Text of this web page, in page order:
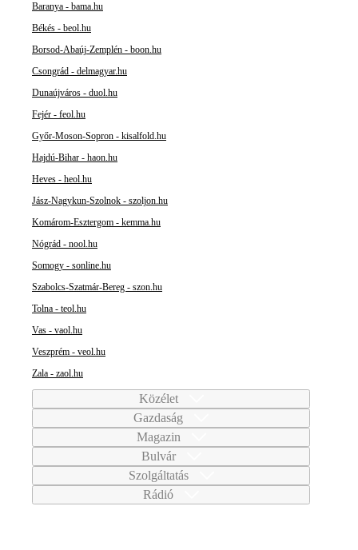
Baranya - bama.hu
Békés - beol.hu
Borsod-Abaúj-Zemplén - boon.hu
Csongrád - delmagyar.hu
Dunaújváros - duol.hu
Fejér - feol.hu
Győr-Moson-Sopron - kisalfold.hu
Hajdú-Bihar - haon.hu
Heves - heol.hu
Jász-Nagykun-Szolnok - szoljon.hu
Komárom-Esztergom - kemma.hu
Nógrád - nool.hu
Somogy - sonline.hu
Szabolcs-Szatmár-Bereg - szon.hu
Tolna - teol.hu
Vas - vaol.hu
Veszprém - veol.hu
Zala - zaol.hu
Közélet
Gazdaság
Magazin
Bulvár
Szolgáltatás
Rádió